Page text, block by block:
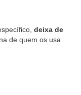
deixa de
de quem os usa